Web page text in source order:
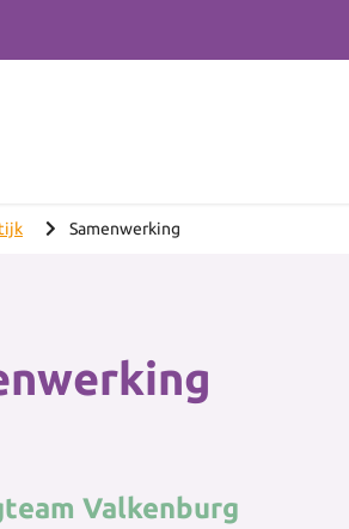
Samenwerking
Valkenburg